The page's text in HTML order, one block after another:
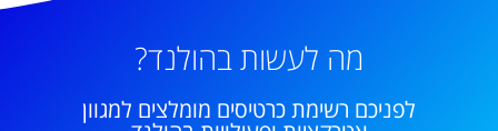
מה לעשות בהולנד?
לפניכם רשימת כרטיסים מומלצים למגוון